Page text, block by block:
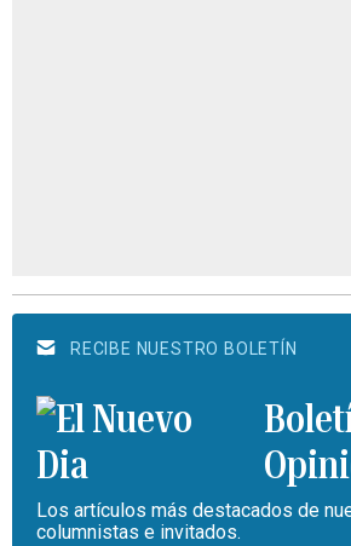
RECIBE NUESTRO BOLETÍN
Los artículos más destacados de
columnistas e invitados.